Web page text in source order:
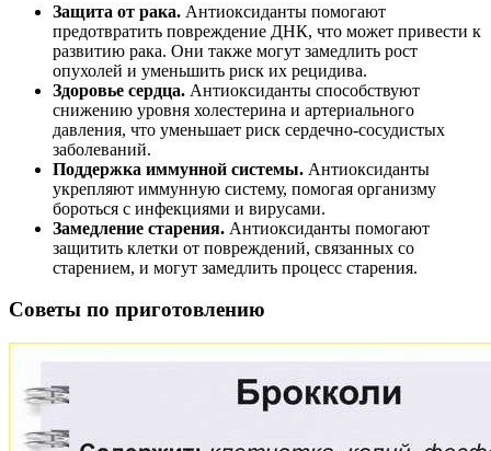
Защита от рака. Антиоксиданты помогают
предотвратить повреждение ДНК, что может привести к
развитию рака. Они также могут замедлить рост
опухолей и уменьшить риск их рецидива.
Здоровье сердца. Антиоксиданты способствуют
снижению уровня холестерина и артериального
давления, что уменьшает риск сердечно-сосудистых
заболеваний.
Поддержка иммунной системы. Антиоксиданты
укрепляют иммунную систему, помогая организму
бороться с инфекциями и вирусами.
Замедление старения. Антиоксиданты помогают
защитить клетки от повреждений, связанных со
старением, и могут замедлить процесс старения.
Советы по приготовлению